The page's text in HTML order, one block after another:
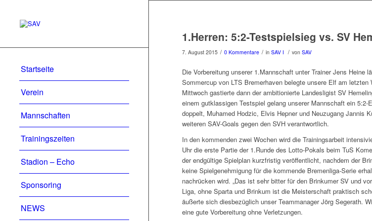
Startseite
Verein
Mannschaften
Trainingszeiten
Stadion – Echo
Sponsoring
NEWS
1.Herren: 5:2-Testspielsieg vs. SV
7. August 2015 / 0 Kommentare / in SAV I / von SAV
Die Vorbereitung unserer 1.Mannschaft unter Trainer Jens Heine
Sommercup von LTS Bremerhaven belegte unsere Elf am letzten
Mittwoch gastierte dann der ambitionierte Landesligist SV
einem gutklassigen Testspiel gelang unserer Mannschaft ein
doppelt, Muhamed Hodzic, Elvis Hepner und Neuzugang Jannis
weiteren SAV-Goals gegen den SVH verantwortlich.
In den kommenden zwei Wochen wird die Trainingsarbeit
Uhr die erste Partie der 1.Runde des Lotto-Pokals beim TuS
der endgültige Spielplan kurzfristig veröffentlicht, nachdem der
keine Spielgenehmigung für die kommende Bremenliga-Serie
nachrücken wird. „Das ist sehr bitter für den Brinkumer SV und
Liga, ohne Sparta und Brinkum ist die Meisterschaft praktisch
äußerte sich diesbezüglich unser Teammanager Jörg Segerath.
eine gute Vorbereitung ohne Verletzungen.